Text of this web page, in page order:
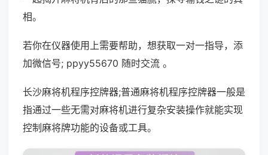
相。
若你在仪器使用上需要帮助，想获取一对一指导，添
加微信号; ppyy55670 随时交流 。
长沙麻将机程序控牌器;普通麻将机程序控牌器一般是
指通过一些无需对麻将机进行复杂安装操作就能实现
控制麻将牌功能的设备或工具。